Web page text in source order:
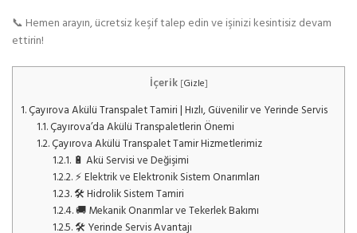
📞 Hemen arayın, ücretsiz keşif talep edin ve işinizi kesintisiz devam
ettirin!
İçerik [Gizle]
1.Çayırova Akülü Transpalet Tamiri | Hızlı, Güvenilir ve Yerinde Servis
1.1.Çayırova’da Akülü Transpaletlerin Önemi
1.2.Çayırova Akülü Transpalet Tamir Hizmetlerimiz
1.2.1.🔋 Akü Servisi ve Değişimi
1.2.2.⚡ Elektrik ve Elektronik Sistem Onarımları
1.2.3.🛠️ Hidrolik Sistem Tamiri
1.2.4.🚚 Mekanik Onarımlar ve Tekerlek Bakımı
1.2.5.🛠️ Yerinde Servis Avantajı